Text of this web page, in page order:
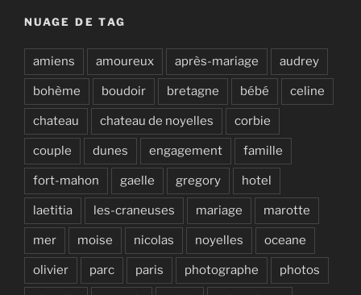
NUAGE DE TAG
amiens amoureux après-mariage audrey
bohème boudoir bretagne bébé celine
chateau chateau de noyelles corbie
couple dunes engagement famille
fort-mahon gaelle gregory hotel
laetitia les-craneuses mariage marotte
mer moise nicolas noyelles oceane
olivier parc paris photographe photos